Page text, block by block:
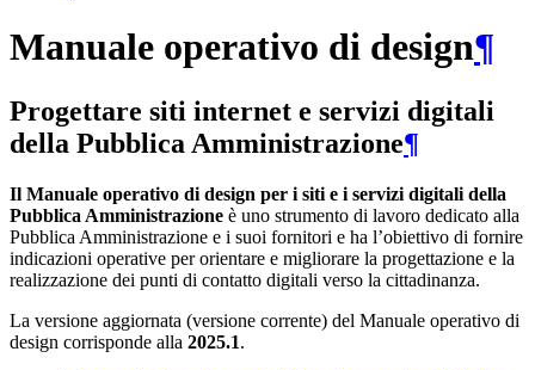
Manuale operativo di design¶
Progettare siti internet e servizi digitali
della Pubblica Amministrazione¶
Il Manuale operativo di design per i siti e i servizi digitali della
Pubblica Amministrazione è uno strumento di lavoro dedicato alla
Pubblica Amministrazione e i suoi fornitori e ha l’obiettivo di fornire
indicazioni operative per orientare e migliorare la progettazione e la
realizzazione dei punti di contatto digitali verso la cittadinanza.
La versione aggiornata (versione corrente) del Manuale operativo di
design corrisponde alla 2025.1.